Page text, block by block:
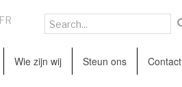
Wie zijn wij Steun ons Contact
FR